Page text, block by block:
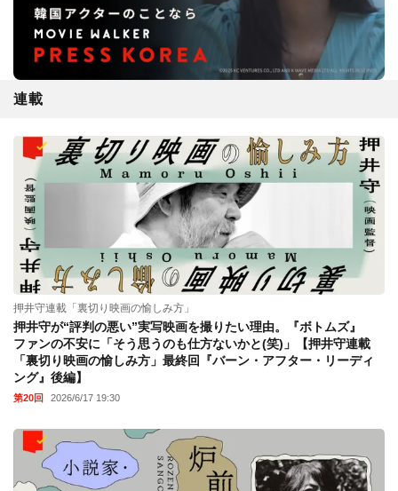
連載
押井守連載「裏切り映画の愉しみ方」
押井守が“評判の悪い”実写映画を撮りたい理由。『ボトムズ』
ファンの不安に「そう思うのも仕方ないかと(笑)」【押井守連載
「裏切り映画の愉しみ方」最終回『バーン・アフター・リーディ
ング』後編】
第20回 2026/6/17 19:30